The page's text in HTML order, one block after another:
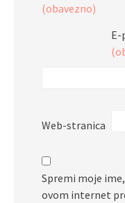
(obavezno)
E-
Web-stranica
Spremi moje
ovom internet